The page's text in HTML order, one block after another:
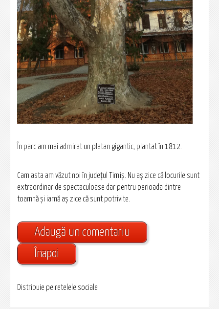
În parc am mai admirat un platan gigantic, plantat în 1812.
Cam asta am văzut noi în județul Timiș. Nu aș zice că locurile sunt
extraordinar de spectaculoase dar pentru perioada dintre
toamnă și iarnă aș zice că sunt potrivite.
Adaugă un comentariu
Înapoi
Distribuie pe retelele sociale